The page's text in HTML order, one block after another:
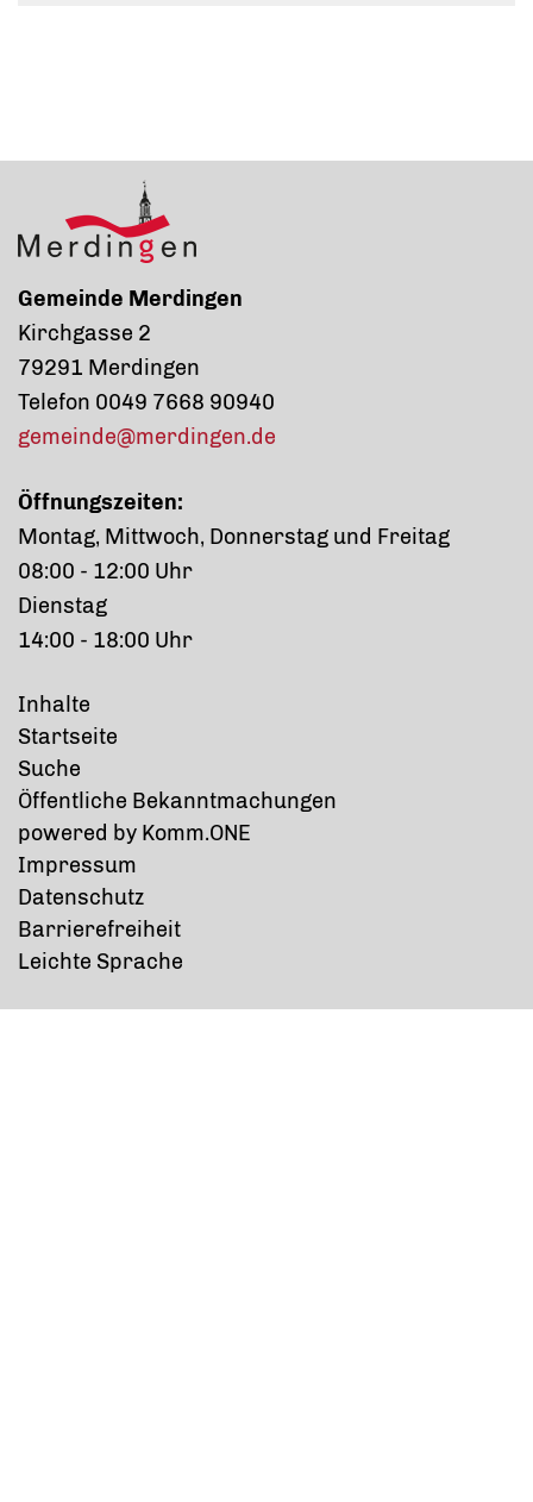
Gemeinde Merdingen
Kirchgasse 2
79291 Merdingen
Telefon 0049 7668 90940
gemeinde@merdingen.de
Öffnungszeiten:
Montag, Mittwoch, Donnerstag und Freitag
08:00 - 12:00 Uhr
Dienstag
14:00 - 18:00 Uhr
Inhalte
Startseite
Suche
Öffentliche Bekanntmachungen
powered by Komm.ONE
Impressum
Datenschutz
Barrierefreiheit
Leichte Sprache